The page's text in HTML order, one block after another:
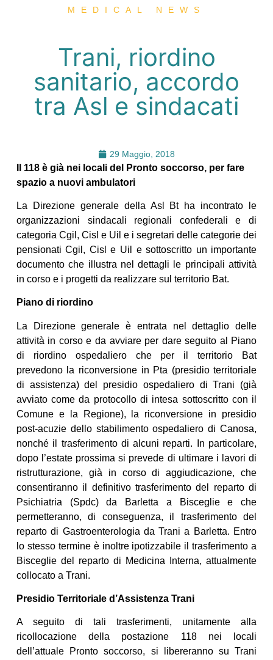
MEDICAL NEWS
Trani, riordino
sanitario, accordo
tra Asl e sindacati
29 Maggio, 2018
Il 118 è già nei locali del Pronto soccorso, per fare
spazio a nuovi ambulatori
La Direzione generale della Asl Bt ha incontrato le
organizzazioni sindacali regionali confederali e di
categoria Cgil, Cisl e Uil e i segretari delle categorie dei
pensionati Cgil, Cisl e Uil e sottoscritto un importante
documento che illustra nel dettagli le principali attività
in corso e i progetti da realizzare sul territorio Bat.
Piano di riordino
La Direzione generale è entrata nel dettaglio delle
attività in corso e da avviare per dare seguito al Piano
di riordino ospedaliero che per il territorio Bat
prevedono la riconversione in Pta (presidio territoriale
di assistenza) del presidio ospedaliero di Trani (già
avviato come da protocollo di intesa sottoscritto con il
Comune e la Regione), la riconversione in presidio
post-acuzie dello stabilimento ospedaliero di Canosa,
nonché il trasferimento di alcuni reparti. In particolare,
dopo l’estate prossima si prevede di ultimare i lavori di
ristrutturazione, già in corso di aggiudicazione, che
consentiranno il definitivo trasferimento del reparto di
Psichiatria (Spdc) da Barletta a Bisceglie e che
permetteranno, di conseguenza, il trasferimento del
reparto di Gastroenterologia da Trani a Barletta. Entro
lo stesso termine è inoltre ipotizzabile il trasferimento a
Bisceglie del reparto di Medicina Interna, attualmente
collocato a Trani.
Presidio Territoriale d’Assistenza Trani
A seguito di tali trasferimenti, unitamente alla
ricollocazione della postazione 118 nei locali
dell’attuale Pronto soccorso, si libereranno su Trani